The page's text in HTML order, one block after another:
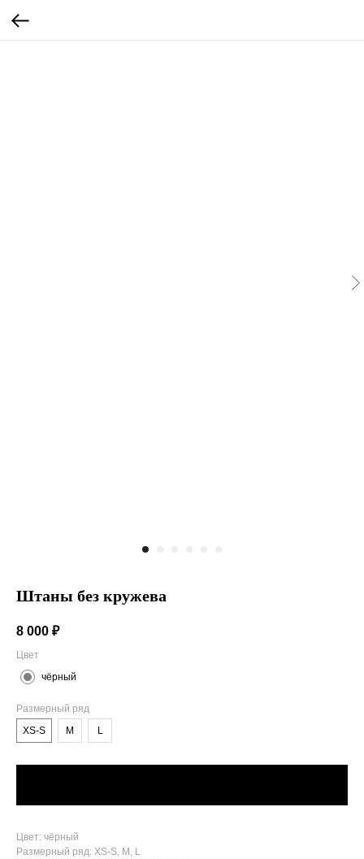
Штаны без кружева
8 000 ₽
Цвет
чёрный
Размерный ряд
XS-S
M L
Цвет: чёрный
Размерный ряд: XS-S, M, L